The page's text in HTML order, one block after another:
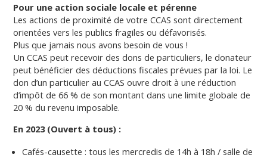
Pour une action sociale locale et pérenne
Les actions de proximité de votre CCAS sont directement
orientées vers les publics fragiles ou défavorisés.
Plus que jamais nous avons besoin de vous !
Un CCAS peut recevoir des dons de particuliers, le donateur
peut bénéficier des déductions fiscales prévues par la loi. Le
don d’un particulier au CCAS ouvre droit à une réduction
d’impôt de 66 % de son montant dans une limite globale de
20 % du revenu imposable.
En 2023 (Ouvert à tous) :
Cafés-causette : tous les mercredis de 14h à 18h / salle de